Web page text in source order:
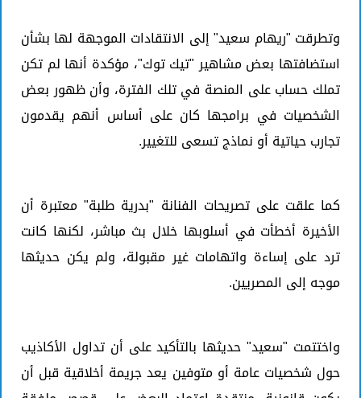
وتطرقت "ريهام سعيد" إلى الانتقادات الموجهة لها بشأن
استضافتها بعض مشاهير "تيك توك"، مؤكدة أنها لم تكن
تملك حساب على المنصة في تلك الفترة، وأن ظهور بعض
الشخصيات في برامجها كان على أساس أنهم يقدمون
تجارب حياتية أو نماذج تسعى للتغيير.
كما علقت على تصريحات الفنانة "بدرية طلبة" معتبرة أن
الأخيرة أخطأت في أسلوبها خلال بث مباشر، لكنها كانت
ترد على إساءة واتهامات غير مقبولة، ولم يكن حديثها
موجه إلى المصريين.
واختتمت "سعيد" حديثها بالتأكيد على أن تداول الأكاذيب
حول شخصيات عامة أو متوفين يعد جريمة أخلاقية قبل أن